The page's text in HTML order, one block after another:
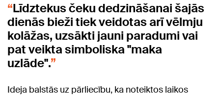
Līdztekus čeku dedzināšanai šajās
dienās bieži tiek veidotas arī vēlmju
kolāžas, uzsākti jauni paradumi vai
pat veikta simboliska "maka
uzlāde".
Ideja balstās uz pārliecību, ka noteiktos laikos